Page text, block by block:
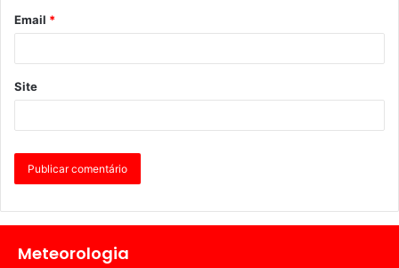
Email *
Site
Meteorologia